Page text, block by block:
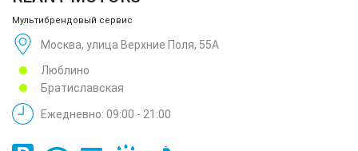
Мультибрендовый сервис
Москва, улица Верхние Поля, 55А
Люблино
Братиславская
Ежедневно: 09:00 - 21:00